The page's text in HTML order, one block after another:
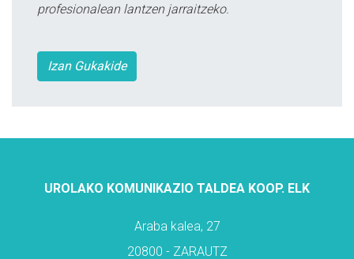
profesionalean lantzen jarraitzeko.
Izan Gukakide
UROLAKO KOMUNIKAZIO TALDEA KOOP. ELK
Araba kalea, 27
20800 - ZARAUTZ